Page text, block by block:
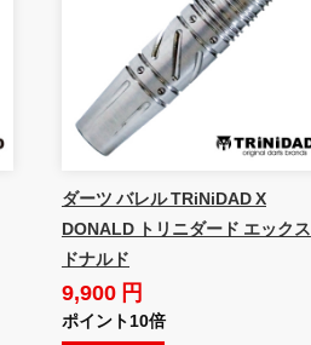
ダーツ バレル TRiNiDAD X
DONALD トリニダード エックス
ドナルド
9,900 円
ポイント10倍